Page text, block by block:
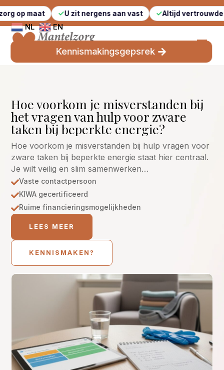
U zit nergens aan vast Altijd vertrouwde gezichten
NL EN
Kennismakingsgepsrek
Hoe voorkom je misverstanden bij
het vragen van hulp voor zware
taken bij beperkte energie?
Hoe voorkom je misverstanden bij hulp vragen voor
zware taken bij beperkte energie staat hier centraal.
Je wilt veilig en slim samenwerken…
Vaste contactpersoon
KIWA gecertificeerd
Ruime financieringsmogelijkheden
LEES MEER
KENNISMAKEN?